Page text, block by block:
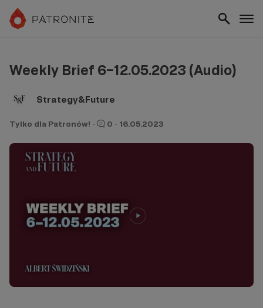
Weekly Brief 6–12.05.2023 (Audio)
Strategy&Future
Tylko dla Patronów! · 0 · 16.05.2023